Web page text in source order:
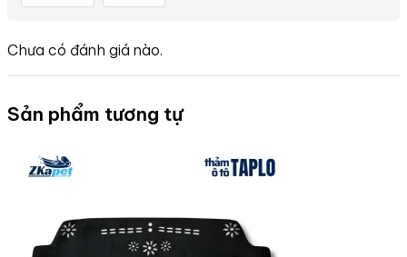
Chưa có đánh giá nào.
Sản phẩm tương tự